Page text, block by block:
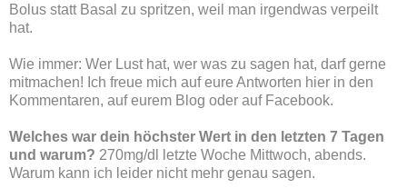
Bolus statt Basal zu spritzen, weil man irgendwas verpeilt
hat.
Wie immer: Wer Lust hat, wer was zu sagen hat, darf gerne
mitmachen! Ich freue mich auf eure Antworten hier in den
Kommentaren, auf eurem Blog oder auf Facebook.
Welches war dein höchster Wert in den letzten 7 Tagen
und warum? 270mg/dl
letzte Woche Mittwoch, abends.
Warum kann ich leider nicht mehr genau sagen.